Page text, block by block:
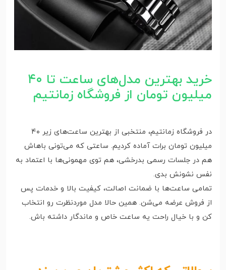
خرید بهترین مدل‌های ساعت تا ۴۰
میلیون تومان از فروشگاه زمانتیم
در فروشگاه زمانتیم، منتخبی از بهترین ساعت‌های زیر ۴۰
میلیون تومان برات آماده کردیم. ساعتی که می‌تونی باهاش
هم در جلسات رسمی بدرخشی، هم توی مهمونی‌ها با اعتماد به
نفس نشونش بدی.
تمامی ساعت‌ها با ضمانت اصالت، کیفیت بالا و خدمات پس
از فروش عرضه می‌شن. همین حالا مدل موردنظرت رو انتخاب
کن و با خیال راحت یه ساعت خاص و ماندگار داشته باش.